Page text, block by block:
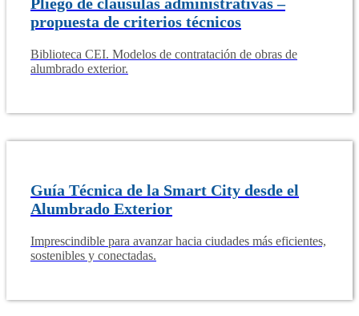
propuesta de criterios técnicos
Biblioteca CEI. Modelos de contratación de obras de
alumbrado exterior.
Guía Técnica de la Smart City desde el
Alumbrado Exterior
Imprescindible para avanzar hacia ciudades más eficientes,
sostenibles y conectadas.